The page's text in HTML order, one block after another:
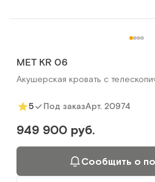
MET KR 06
Акушерская кровать с
5 Под заказАрт. 20974
949 900 руб.
Сообщить о